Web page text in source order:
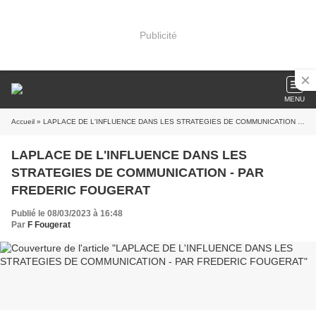
Publicité
MENU
Accueil » LAPLACE DE L'INFLUENCE DANS LES STRATEGIES DE COMMUNICATION - PAR FREDERIC FOUGERAT
LAPLACE DE L'INFLUENCE DANS LES
STRATEGIES DE COMMUNICATION - PAR
FREDERIC FOUGERAT
Publié le 08/03/2023 à 16:48
Par F Fougerat